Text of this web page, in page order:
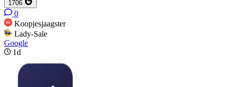
1706
0
Koopjesjaagster
Lady-Sale
Google
1d